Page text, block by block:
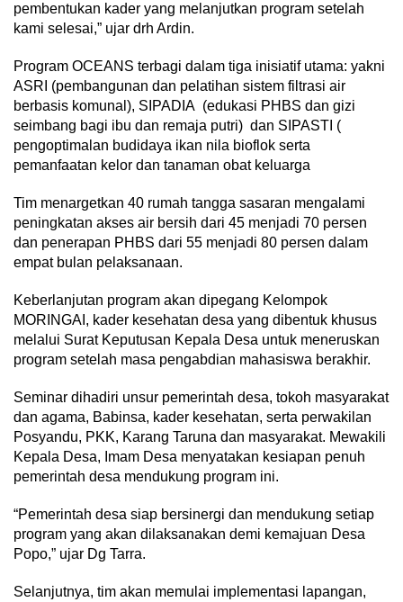
pembentukan kader yang melanjutkan program setelah
kami selesai,” ujar drh Ardin.
Program OCEANS terbagi dalam tiga inisiatif utama: yakni
ASRI (pembangunan dan pelatihan sistem filtrasi air
berbasis komunal), SIPADIA (edukasi PHBS dan gizi
seimbang bagi ibu dan remaja putri) dan SIPASTI (
pengoptimalan budidaya ikan nila bioflok serta
pemanfaatan kelor dan tanaman obat keluarga
Tim menargetkan 40 rumah tangga sasaran mengalami
peningkatan akses air bersih dari 45 menjadi 70 persen
dan penerapan PHBS dari 55 menjadi 80 persen dalam
empat bulan pelaksanaan.
Keberlanjutan program akan dipegang Kelompok
MORINGAI, kader kesehatan desa yang dibentuk khusus
melalui Surat Keputusan Kepala Desa untuk meneruskan
program setelah masa pengabdian mahasiswa berakhir.
Seminar dihadiri unsur pemerintah desa, tokoh masyarakat
dan agama, Babinsa, kader kesehatan, serta perwakilan
Posyandu, PKK, Karang Taruna dan masyarakat. Mewakili
Kepala Desa, Imam Desa menyatakan kesiapan penuh
pemerintah desa mendukung program ini.
“Pemerintah desa siap bersinergi dan mendukung setiap
program yang akan dilaksanakan demi kemajuan Desa
Popo,” ujar Dg Tarra.
Selanjutnya, tim akan memulai implementasi lapangan,